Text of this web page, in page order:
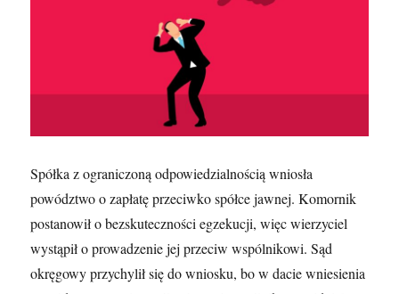
Spółka z ograniczoną odpowiedzialnością wniosła
powództwo o zapłatę przeciwko spółce jawnej. Komornik
postanowił o bezskuteczności egzekucji, więc wierzyciel
wystąpił o prowadzenie jej przeciw wspólnikowi. Sąd
okręgowy przychylił się do wniosku, bo w dacie wniesienia